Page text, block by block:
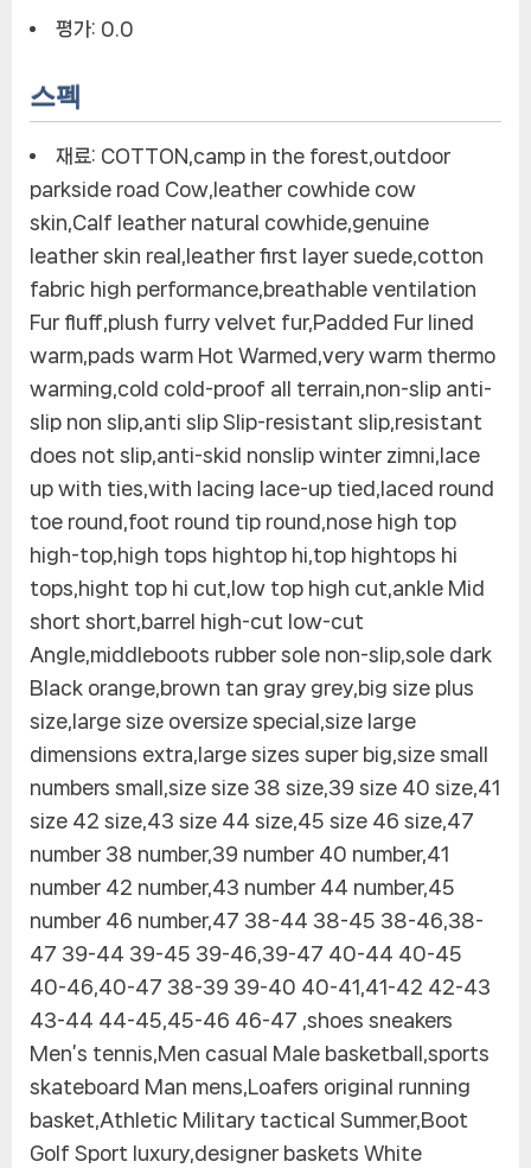
평가: 0.0
스펙
재료: COTTON,camp in the forest,outdoor
parkside road Cow,leather cowhide cow
skin,Calf leather natural cowhide,genuine
leather skin real,leather first layer suede,cotton
fabric high performance,breathable ventilation
Fur fluff,plush furry velvet fur,Padded Fur lined
warm,pads warm Hot Warmed,very warm thermo
warming,cold cold-proof all terrain,non-slip anti-
slip non slip,anti slip Slip-resistant slip,resistant
does not slip,anti-skid nonslip winter zimni,lace
up with ties,with lacing lace-up tied,laced round
toe round,foot round tip round,nose high top
high-top,high tops hightop hi,top hightops hi
tops,hight top hi cut,low top high cut,ankle Mid
short short,barrel high-cut low-cut
Angle,middleboots rubber sole non-slip,sole dark
Black orange,brown tan gray grey,big size plus
size,large size oversize special,size large
dimensions extra,large sizes super big,size small
numbers small,size size 38 size,39 size 40 size,41
size 42 size,43 size 44 size,45 size 46 size,47
number 38 number,39 number 40 number,41
number 42 number,43 number 44 number,45
number 46 number,47 38-44 38-45 38-46,38-
47 39-44 39-45 39-46,39-47 40-44 40-45
40-46,40-47 38-39 39-40 40-41,41-42 42-43
43-44 44-45,45-46 46-47 ,shoes sneakers
Men’s tennis,Men casual Male basketball,sports
skateboard Man mens,Loafers original running
basket,Athletic Military tactical Summer,Boot
Golf Sport luxury,designer baskets White